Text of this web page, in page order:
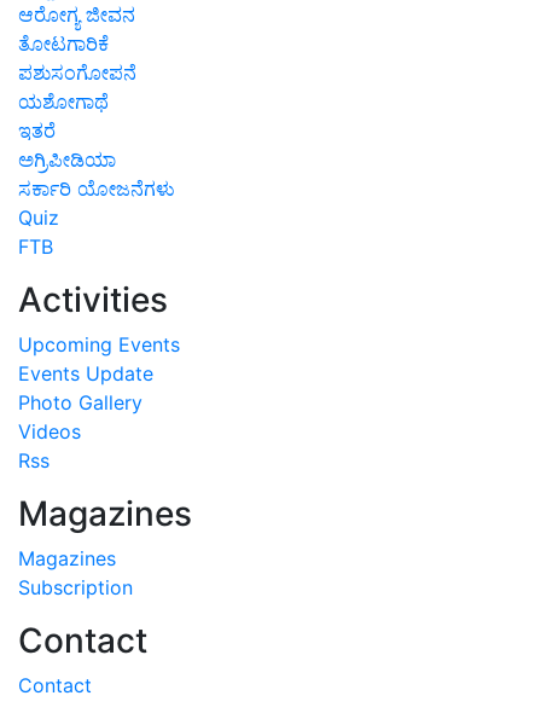
ಆರೋಗ್ಯ ಜೀವನ
ತೋಟಗಾರಿಕೆ
ಪಶುಸಂಗೋಪನೆ
ಯಶೋಗಾಥೆ
ಇತರೆ
ಅಗ್ರಿಪೀಡಿಯಾ
ಸರ್ಕಾರಿ ಯೋಜನೆಗಳು
Quiz
FTB
Activities
Upcoming Events
Events Update
Photo Gallery
Videos
Rss
Magazines
Magazines
Subscription
Contact
Contact